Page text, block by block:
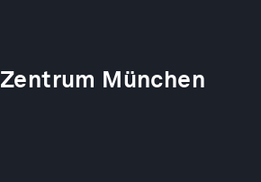
München